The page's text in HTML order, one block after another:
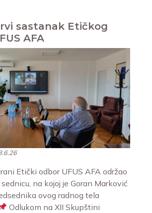
sastanak Etičkog
AFA
Etički odbor UFUS AFA održao
na kojoj je Goran Marković
ovog radnog tela
Odlukom na XII Skupštini